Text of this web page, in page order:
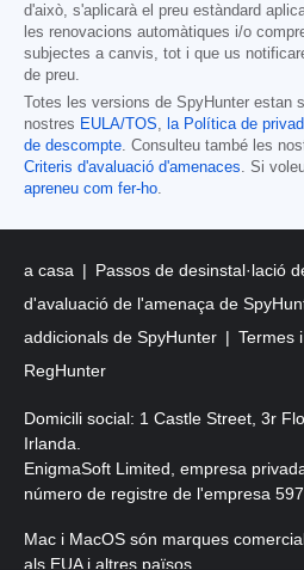
d'això, s'aplicarà el preu estàndard
les renovacions automàtiques i/o
subjectes a canvis, tot i que us
de preu.
Totes les versions de SpyHunter estan
nostres EULA/TOS la Política de
de descompte . Consulteu també les
Criteris d'avaluació d'amenaces . Si
apreneu com fer-ho
a casa Passos de desinstal·lació
d'avaluació de l'amenaça de
addicionals de SpyHunter
Termes
RegHunter
Domicili social: 1 Castle Street, 3r
Irlanda.
EnigmaSoft Limited, empresa
número de registre de l'empresa
Mac i MacOS són marques
als EUA i altres països.